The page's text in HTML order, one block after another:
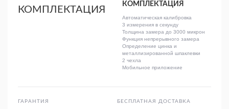
КОМПЛЕКТАЦИЯ
Автоматическая калибровка
3 измерения в секунду
Толщина замера до 3000 микрон
Функция непрерывного замера
Определение цинка и
металлизированной шпаклевки
2 чехла
Мобильное приложение
ГАРАНТИЯ БЕСПЛАТНАЯ ДОСТАВКА